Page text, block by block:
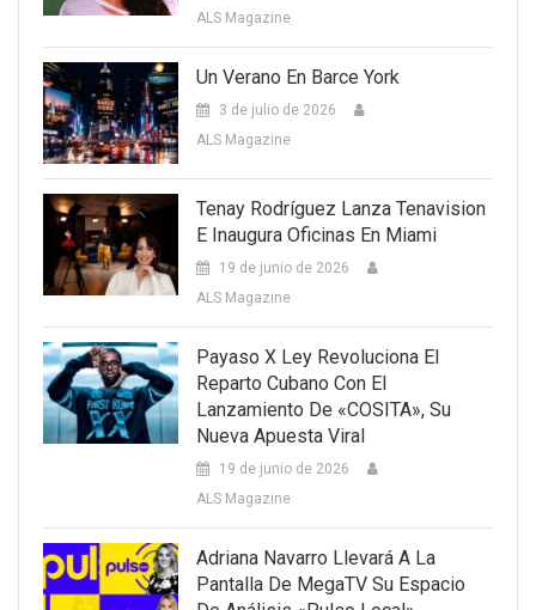
ALS Magazine
Un Verano En Barce York
3 de julio de 2026
ALS Magazine
Tenay Rodríguez Lanza Tenavision
E Inaugura Oficinas En Miami
19 de junio de 2026
ALS Magazine
Payaso X Ley Revoluciona El
Reparto Cubano Con El
Lanzamiento De «COSITA», Su
Nueva Apuesta Viral
19 de junio de 2026
ALS Magazine
Adriana Navarro Llevará A La
Pantalla De MegaTV Su Espacio